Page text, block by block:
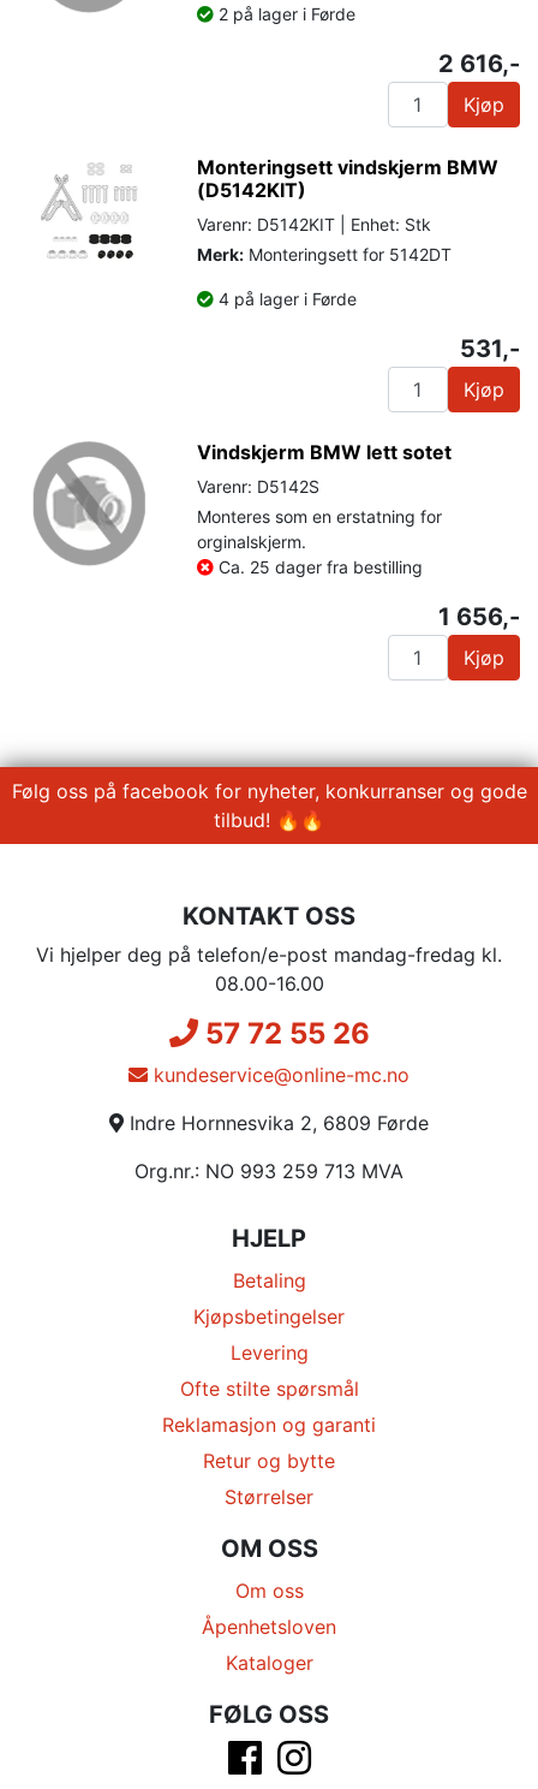
2 på lager i Førde
2 616,-
Kjøp
Monteringsett vindskjerm BMW
(D5142KIT)
Varenr: D5142KIT | Enhet: Stk
Merk: Monteringsett for 5142DT
4 på lager i Førde
531,-
Kjøp
Vindskjerm BMW lett sotet
Varenr: D5142S
Monteres som en erstatning for
orginalskjerm.
Ca. 25 dager fra bestilling
1 656,-
Kjøp
Følg oss på facebook for nyheter, konkurranser og gode
tilbud! 🔥🔥
KONTAKT OSS
Vi hjelper deg på telefon/e-post mandag-fredag kl.
08.00-16.00
57 72 55 26
kundeservice@online-mc.no
Indre Hornnesvika 2, 6809 Førde
Org.nr.: NO 993 259 713 MVA
HJELP
Betaling
Kjøpsbetingelser
Levering
Ofte stilte spørsmål
Reklamasjon og garanti
Retur og bytte
Størrelser
OM OSS
Om oss
Åpenhetsloven
Kataloger
FØLG OSS